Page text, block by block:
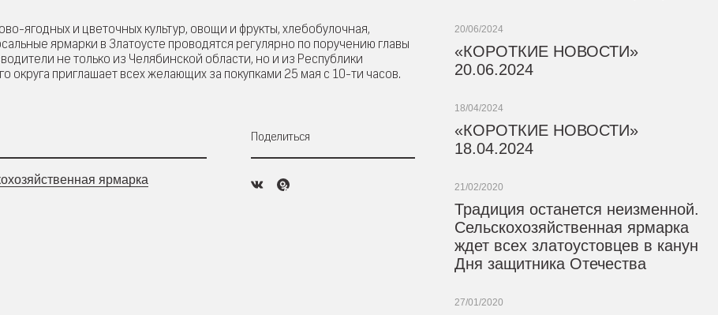
ягодных и цветочных культур, овощи и фрукты, хлебобулочная,
ярмарки в Златоусте проводятся регулярно по поручению главы
не только из Челябинской области, но и из Республики
округа приглашает всех желающих за покупками 25 мая с 10-ти часов.
ярмарка
Поделиться
20/06/2024
«КОРОТКИЕ НОВОСТИ»
20.06.2024
18/04/2024
«КОРОТКИЕ НОВОСТИ»
18.04.2024
21/02/2020
Традиция останется неизменной.
Сельскохозяйственная ярмарка
ждет всех златоустовцев в канун
Дня защитника Отечества
27/01/2020